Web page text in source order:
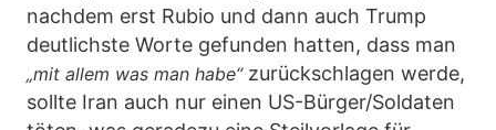
nachdem erst Rubio und dann auch Trump
deutlichste Worte gefunden hatten, dass man
„mit allem was man habe“zurückschlagen werde,
sollte Iran auch nur einen US-Bürger/Soldaten